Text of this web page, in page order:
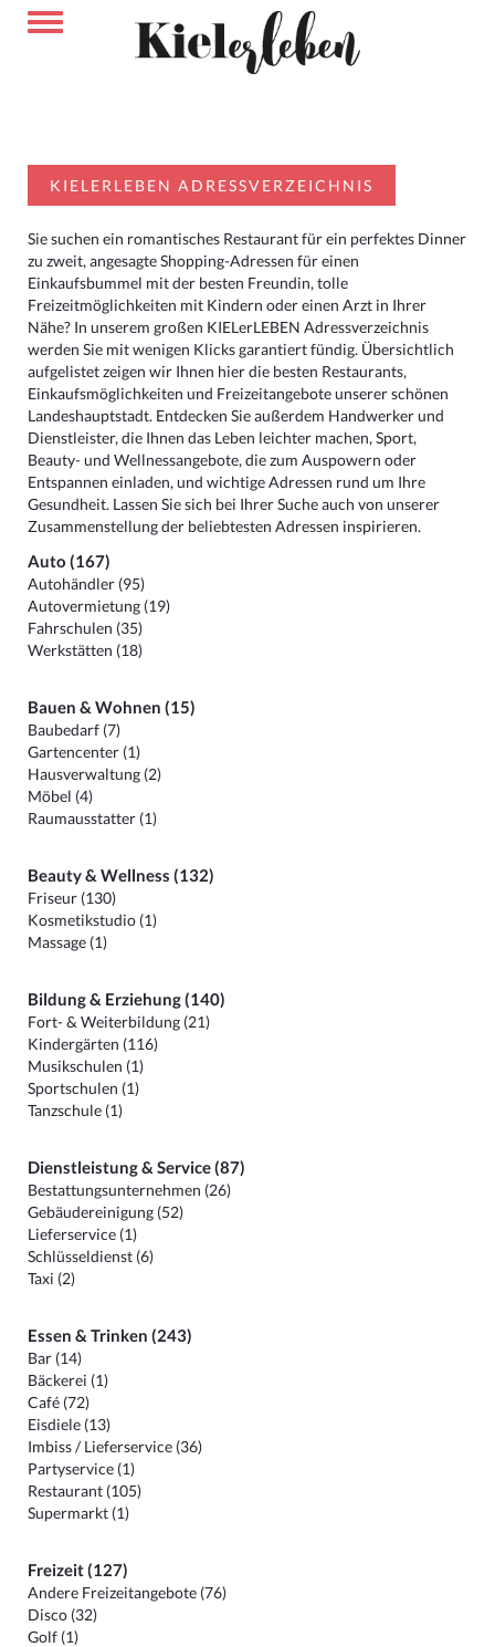
KIELERLEBEN ADRESSVERZEICHNIS
Sie suchen ein romantisches Restaurant für ein perfektes Dinner
zu zweit, angesagte Shopping-Adressen für einen
Einkaufsbummel mit der besten Freundin, tolle
Freizeitmöglichkeiten mit Kindern oder einen Arzt in Ihrer
Nähe? In unserem großen KIELerLEBEN Adressverzeichnis
werden Sie mit wenigen Klicks garantiert fündig. Übersichtlich
aufgelistet zeigen wir Ihnen hier die besten Restaurants,
Einkaufsmöglichkeiten und Freizeitangebote unserer schönen
Landeshauptstadt. Entdecken Sie außerdem Handwerker und
Dienstleister, die Ihnen das Leben leichter machen, Sport,
Beauty- und Wellnessangebote, die zum Auspowern oder
Entspannen einladen, und wichtige Adressen rund um Ihre
Gesundheit. Lassen Sie sich bei Ihrer Suche auch von unserer
Zusammenstellung der beliebtesten Adressen inspirieren.
Auto (167)
Autohändler (95)
Autovermietung (19)
Fahrschulen (35)
Werkstätten (18)
Bauen & Wohnen (15)
Baubedarf (7)
Gartencenter (1)
Hausverwaltung (2)
Möbel (4)
Raumausstatter (1)
Beauty & Wellness (132)
Friseur (130)
Kosmetikstudio (1)
Massage (1)
Bildung & Erziehung (140)
Fort- & Weiterbildung (21)
Kindergärten (116)
Musikschulen (1)
Sportschulen (1)
Tanzschule (1)
Dienstleistung & Service (87)
Bestattungsunternehmen (26)
Gebäudereinigung (52)
Lieferservice (1)
Schlüsseldienst (6)
Taxi (2)
Essen & Trinken (243)
Bar (14)
Bäckerei (1)
Café (72)
Eisdiele (13)
Imbiss / Lieferservice (36)
Partyservice (1)
Restaurant (105)
Supermarkt (1)
Freizeit (127)
Andere Freizeitangebote (76)
Disco (32)
Golf (1)